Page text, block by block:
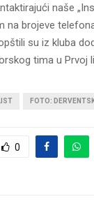
naše
na brojeve
su iz kluba
tima u Prvoj
FOTO:
0